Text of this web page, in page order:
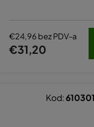
€24,96 bez PDV-a
€31,20
Kod: